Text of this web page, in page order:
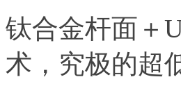
钛合金杆面＋
术，究极的超